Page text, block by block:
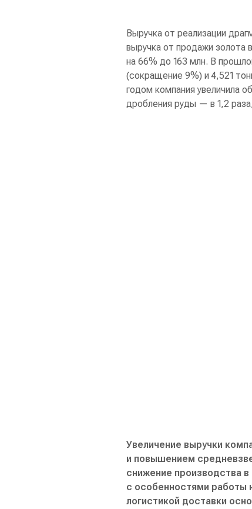
Выручка от реализации
выручка от продажи
на 66% до 163 млн. В
(сокращение 9%) и 4,521
годом компания увеличила
дробления руды — в 1,2
Увеличение выручки
и повышением
снижение производства
с особенностями работы
логистикой доставки